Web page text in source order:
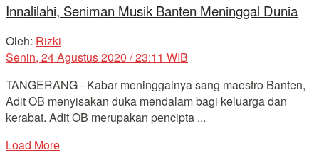
Innalilahi, Seniman Musik Banten Meninggal Dunia
Oleh: Rizki
Senin, 24 Agustus 2020 / 23:11 WIB
TANGERANG - Kabar meninggalnya sang maestro Banten,
Adit OB menyisakan duka mendalam bagi keluarga dan
kerabat. Adit OB merupakan pencipta ...
Load More